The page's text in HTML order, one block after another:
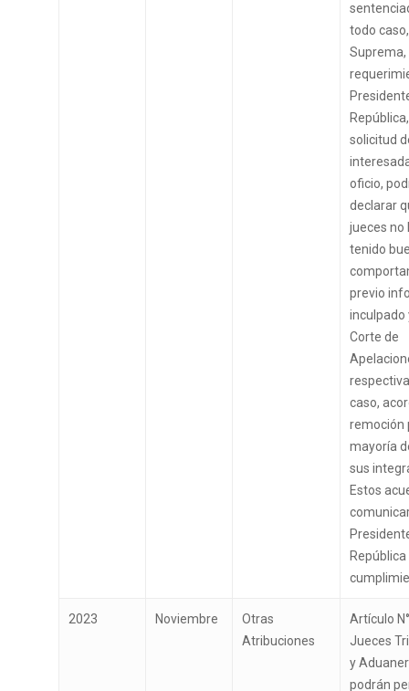
todo
Suprema,
solicitud
oficio,
declarar
jueces no
tenido
previo
inculpado
Corte de
caso,
remoción
mayoría
sus
Estos
2023 Noviembre
Otras
Atribuciones
Artículo
Jueces
y
podrán
TTA
Qué y cómo